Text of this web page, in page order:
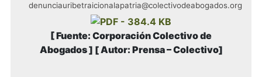
denunciauribetraicionalapatria@colectivodeabogados.org
[Fuente: Corporación Colectivo de
Abogados] [Autor: Prensa – Colectivo]